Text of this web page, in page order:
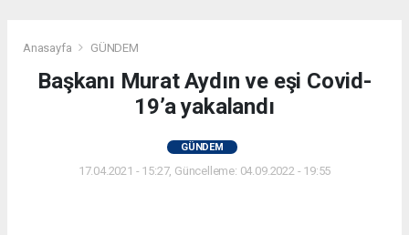
Anasayfa GÜNDEM
Başkanı Murat Aydın ve eşi Covid-
19’a yakalandı
GÜNDEM
17.04.2021 - 15:27, Güncelleme: 04.09.2022 - 19:55